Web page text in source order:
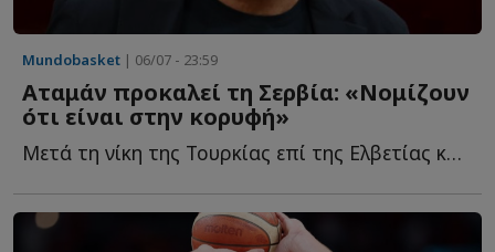
Mundobasket | 06/07 - 23:59
Αταμάν προκαλεί τη Σερβία: «Νομίζουν
ότι είναι στην κορυφή»
Μετά τη νίκη της Τουρκίας επί της Ελβετίας και το απόλυτο 6/...